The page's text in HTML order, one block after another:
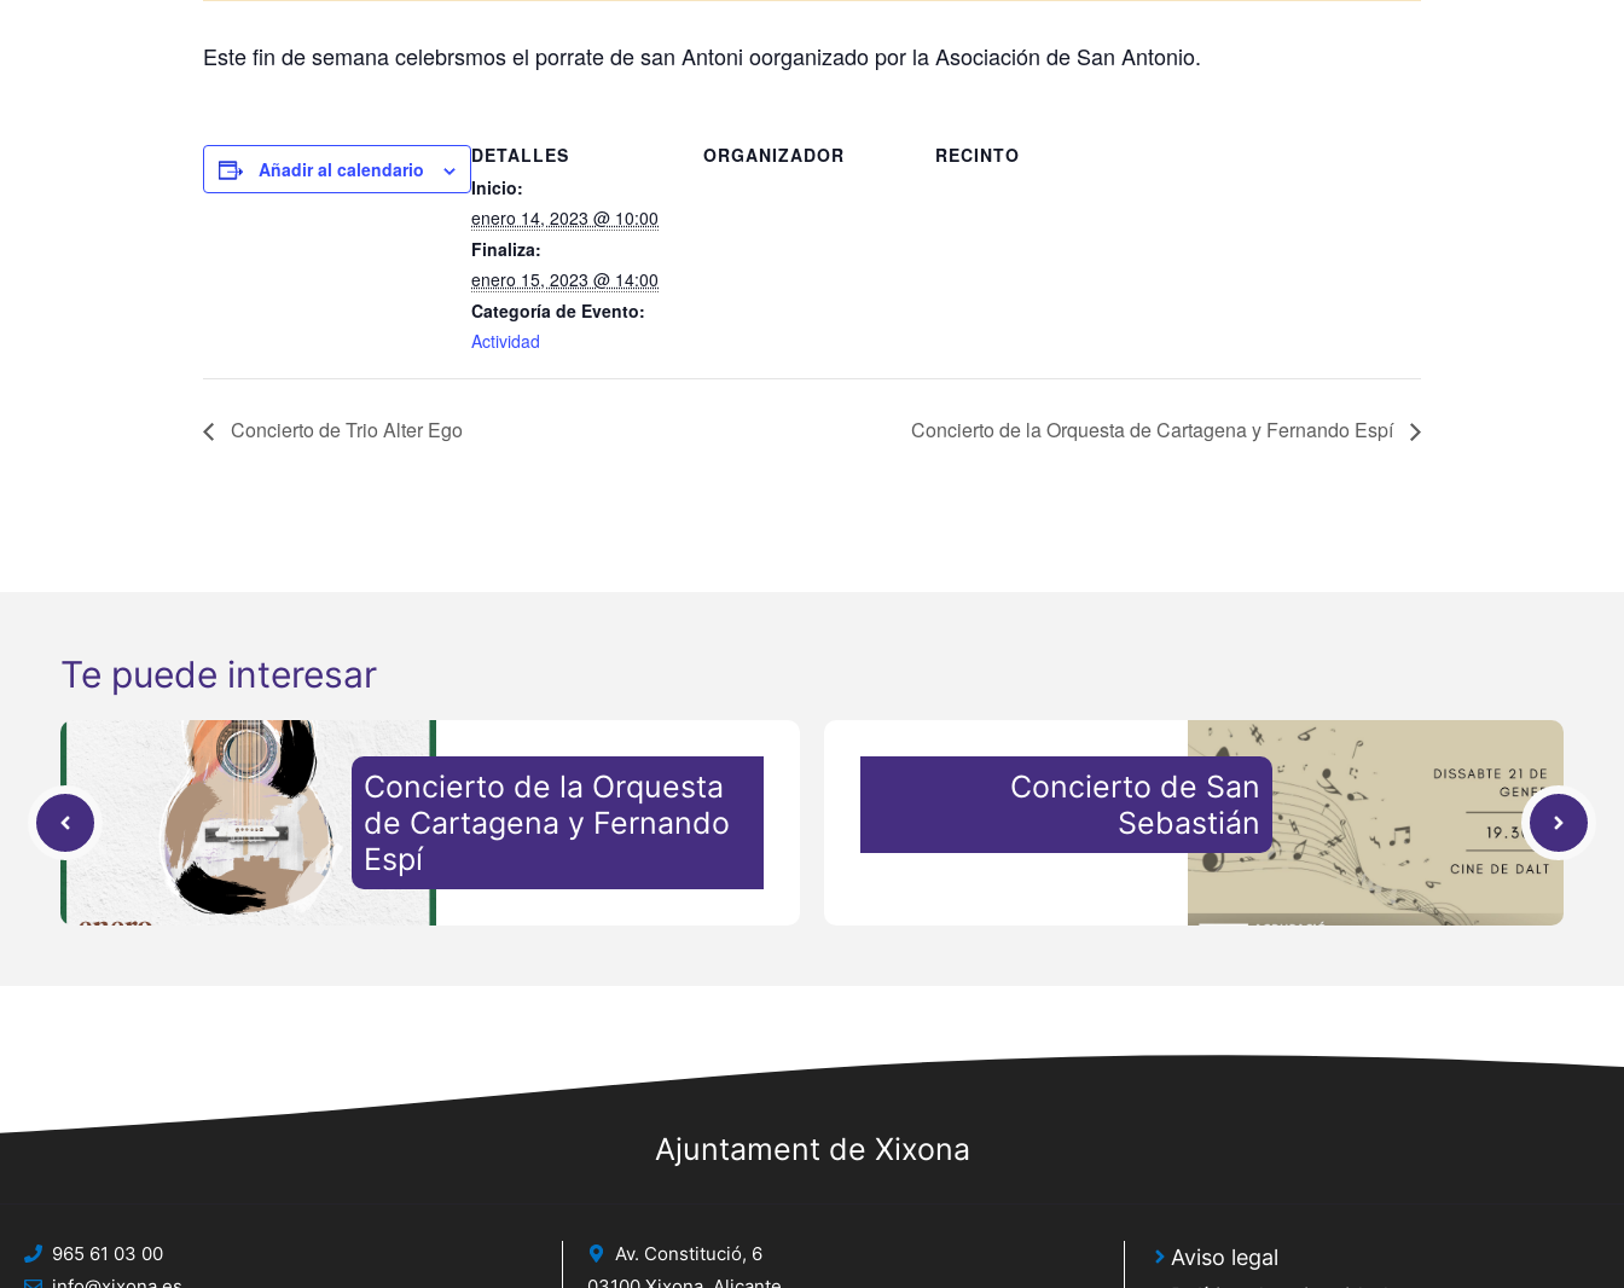
Este fin de semana celebrsmos el porrate de san Antoni oorganizado por la Asociación de San Antonio.
Añadir al calendario
DETALLES
Inicio:
enero 14, 2023 @ 10:00
Finaliza:
enero 15, 2023 @ 14:00
Categoría de Evento:
Actividad
ORGANIZADOR RECINTO
Concierto de Trio Alter Ego Concierto de la Orquesta de Cartagena y Fernando Espí
Te puede interesar
Concierto de la Orquesta
de Cartagena y Fernando
Espí
Concierto de San
Sebastián
Ajuntament de Xixona
965 61 03 00
Av. Constitució, 6
Aviso legal